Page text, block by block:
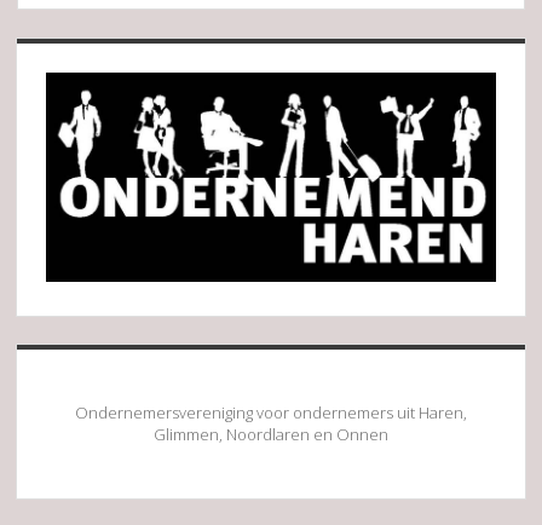
Sidebar
Ondernemersvereniging voor ondernemers uit Haren,
Glimmen, Noordlaren en Onnen